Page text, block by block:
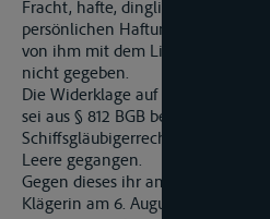
Fracht, hafte, dinglich zu sichern.
persönlichen Haftung des Eigners/
von ihm mit dem Lieferanten
nicht gegeben.
Die Widerklage auf Rückzahlung
sei aus § 812 BGB begründet.
Schiffsgläubigerrechts sei die
Leere gegangen.
Gegen dieses ihr am 7. Juli 1998
Klägerin am 6. August 1998